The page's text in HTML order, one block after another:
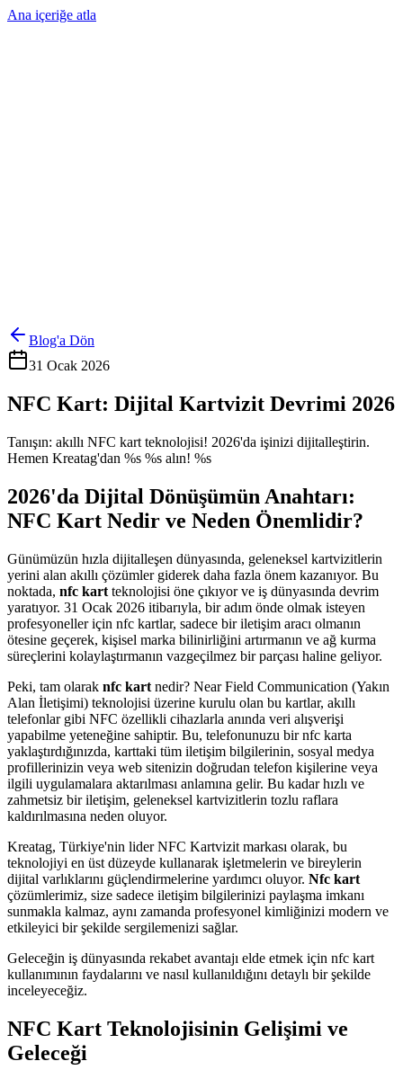
Ana içeriğe atla
Blog'a Dön
31 Ocak 2026
NFC Kart: Dijital Kartvizit Devrimi 2026
Tanışın: akıllı NFC kart teknolojisi! 2026'da işinizi dijitalleştirin.
Hemen Kreatag'dan %s %s alın! %s
2026'da Dijital Dönüşümün Anahtarı:
NFC Kart Nedir ve Neden Önemlidir?
Günümüzün hızla dijitalleşen dünyasında, geleneksel kartvizitlerin
yerini alan akıllı çözümler giderek daha fazla önem kazanıyor. Bu
noktada, nfc kart teknolojisi öne çıkıyor ve iş dünyasında devrim
yaratıyor. 31 Ocak 2026 itibarıyla, bir adım önde olmak isteyen
profesyoneller için nfc kartlar, sadece bir iletişim aracı olmanın
ötesine geçerek, kişisel marka bilinirliğini artırmanın ve ağ kurma
süreçlerini kolaylaştırmanın vazgeçilmez bir parçası haline geliyor.
Peki, tam olarak nfc kart nedir? Near Field Communication (Yakın
Alan İletişimi) teknolojisi üzerine kurulu olan bu kartlar, akıllı
telefonlar gibi NFC özellikli cihazlarla anında veri alışverişi
yapabilme yeteneğine sahiptir. Bu, telefonunuzu bir nfc karta
yaklaştırdığınızda, karttaki tüm iletişim bilgilerinin, sosyal medya
profillerinizin veya web sitenizin doğrudan telefon kişilerine veya
ilgili uygulamalara aktarılması anlamına gelir. Bu kadar hızlı ve
zahmetsiz bir iletişim, geleneksel kartvizitlerin tozlu raflara
kaldırılmasına neden oluyor.
Kreatag, Türkiye'nin lider NFC Kartvizit markası olarak, bu
teknolojiyi en üst düzeyde kullanarak işletmelerin ve bireylerin
dijital varlıklarını güçlendirmelerine yardımcı oluyor. Nfc kart
çözümlerimiz, size sadece iletişim bilgilerinizi paylaşma imkanı
sunmakla kalmaz, aynı zamanda profesyonel kimliğinizi modern ve
etkileyici bir şekilde sergilemenizi sağlar.
Geleceğin iş dünyasında rekabet avantajı elde etmek için nfc kart
kullanımının faydalarını ve nasıl kullanıldığını detaylı bir şekilde
inceleyeceğiz.
NFC Kart Teknolojisinin Gelişimi ve
Geleceği